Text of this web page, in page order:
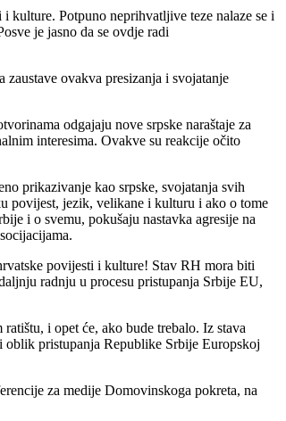
kulture. Potpuno neprihvatljive teze nalaze se i
je jasno da se ovdje radi
ovakva presizanja i svojatanje
odgajaju nove srpske naraštaje za
interesima. Ovakve su reakcije očito
prikazivanje kao srpske, svojatanja svih
povijest, jezik, velikane i kulturu i ako o tome
i o svemu, pokušaju nastavka agresije na
povijesti i kulture! Stav RH mora biti
radnju u procesu pristupanja Srbije EU,
i opet će, ako bude trebalo. Iz stava
oblik pristupanja Republike Srbije Europskoj
za medije Domovinskoga pokreta, na